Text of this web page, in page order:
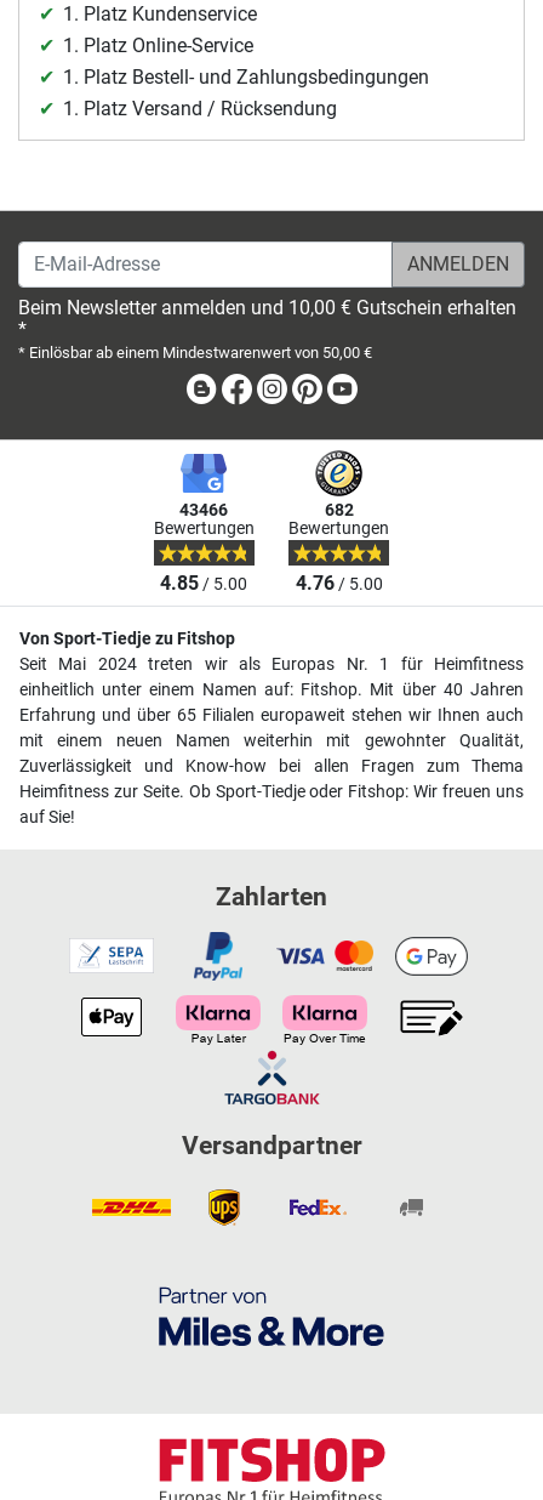
1. Platz Kundenservice
1. Platz Online-Service
1. Platz Bestell- und Zahlungsbedingungen
1. Platz Versand / Rücksendung
E-Mail-Adresse
Beim Newsletter anmelden und 10,00 € Gutschein erhalten
*
* Einlösbar ab einem Mindestwarenwert von 50,00 €
BlogFacebook
Instagram
Pinterest
43466
Bewertungen
4.85/ 5.00
682
Bewertungen
4.76/ 5.00
Von Sport-Tiedje zu Fitshop
Seit Mai 2024 treten wir als Europas Nr. 1 für Heimfitness
einheitlich unter einem Namen auf: Fitshop. Mit über 40 Jahren
Erfahrung und über 65 Filialen europaweit stehen wir Ihnen auch
mit einem neuen Namen weiterhin mit gewohnter Qualität,
Zuverlässigkeit und Know-how bei allen Fragen zum Thema
Heimfitness zur Seite. Ob Sport-Tiedje oder Fitshop: Wir freuen uns
auf Sie!
Zahlarten
Versandpartner